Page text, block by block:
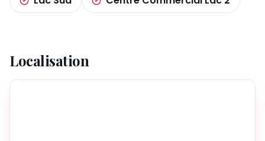
Localisation